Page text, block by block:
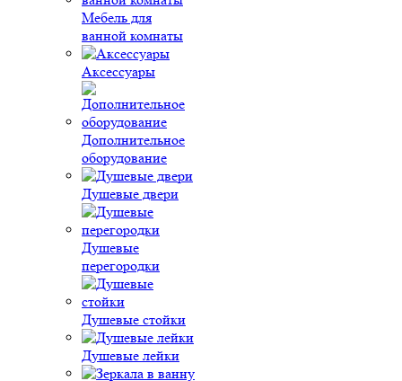
Мебель для
ванной комнаты
Аксессуары
Дополнительное
оборудование
Душевые двери
Душевые
перегородки
Душевые стойки
Душевые лейки